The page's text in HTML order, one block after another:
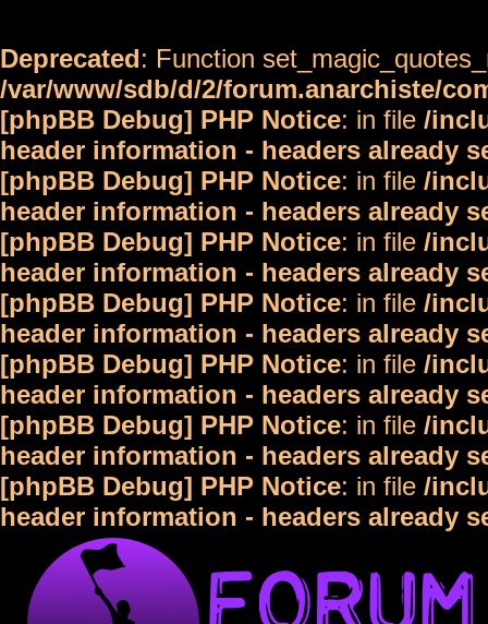
Deprecated: Function
/var/www/sdb/d/2/forum.anarchiste/
[phpBB Debug] PHP Notice: in file /
header information - headers already
[phpBB Debug] PHP Notice: in file /
header information - headers already
[phpBB Debug] PHP Notice: in file /
header information - headers already
[phpBB Debug] PHP Notice: in file /
header information - headers already
[phpBB Debug] PHP Notice: in file /
header information - headers already
[phpBB Debug] PHP Notice: in file /
header information - headers already
[phpBB Debug] PHP Notice: in file /
header information - headers already